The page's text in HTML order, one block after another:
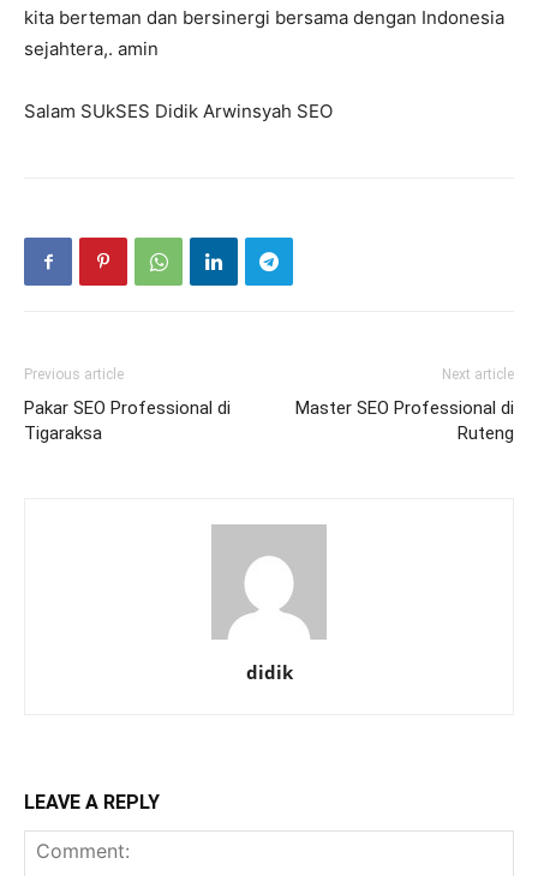
kita berteman dan bersinergi bersama dengan Indonesia
sejahtera,. amin
Salam SUkSES Didik Arwinsyah SEO
Previous article
Pakar SEO Professional di
Tigaraksa
Next article
Master SEO Professional di
Ruteng
didik
LEAVE A REPLY